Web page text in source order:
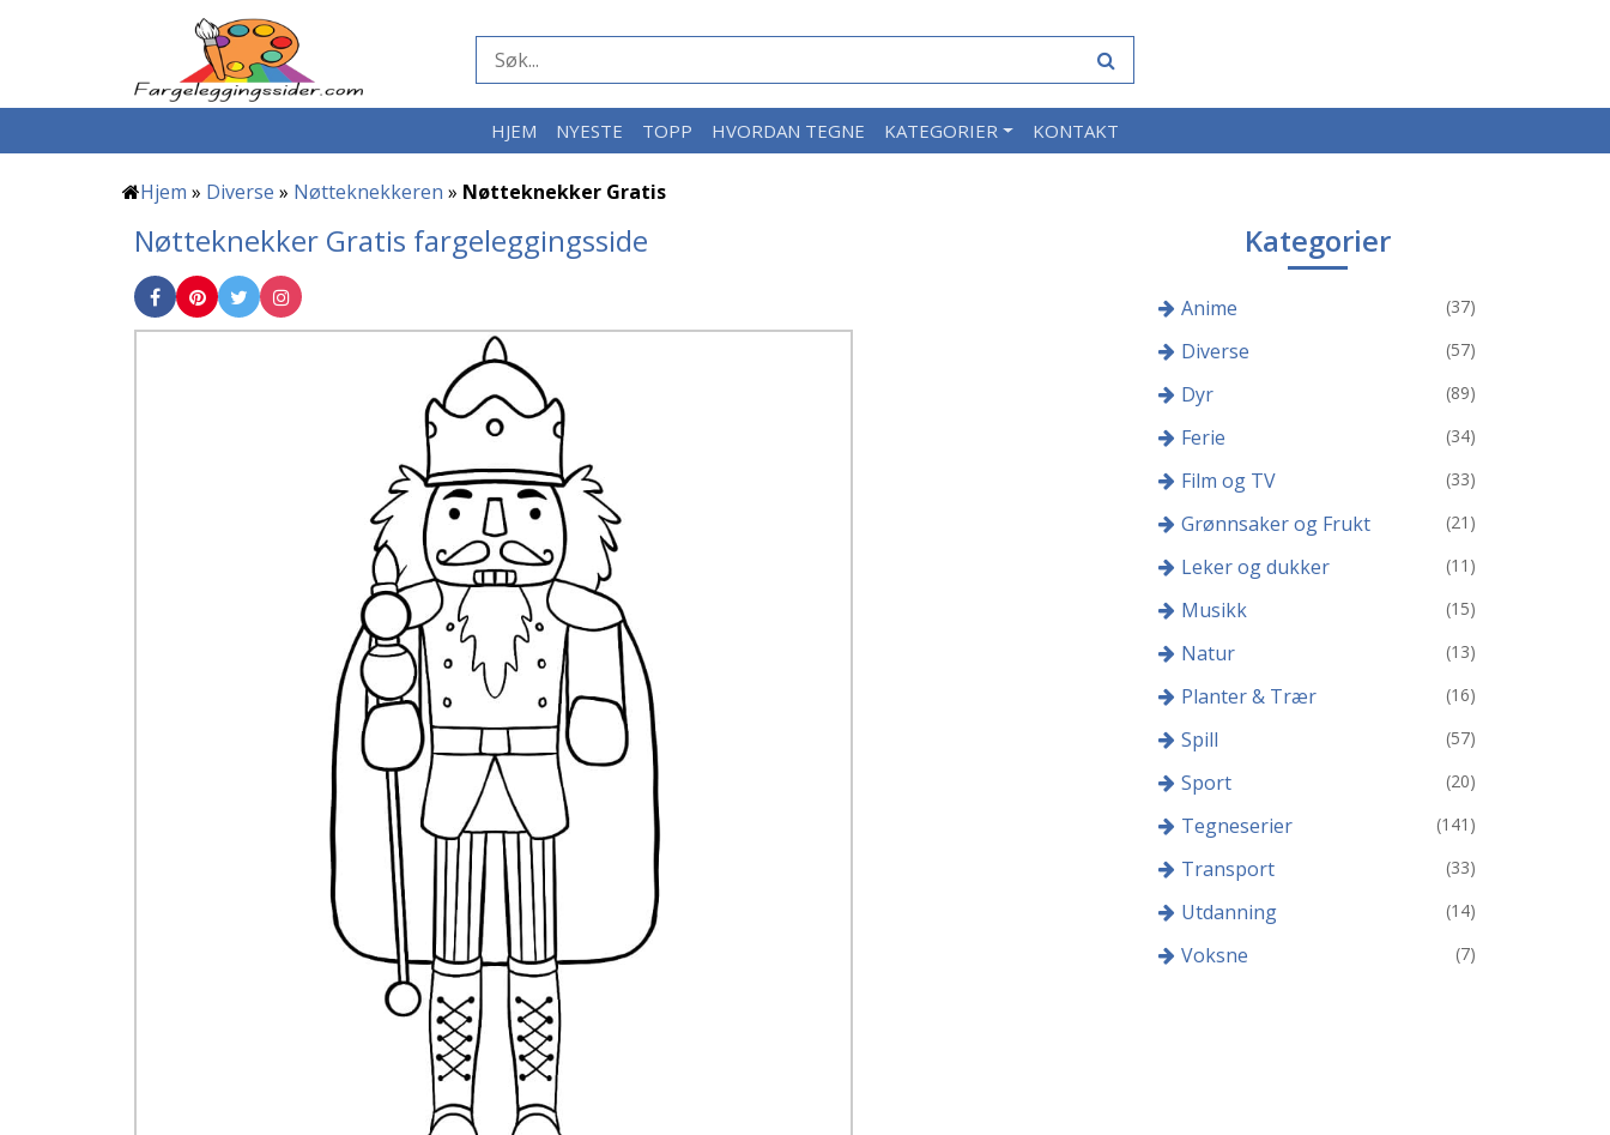
HJEM NYESTE TOPP HVORDAN TEGNE KATEGORIER KONTAKT
Hjem » Diverse » Nøtteknekkeren » Nøtteknekker Gratis
Nøtteknekker Gratis fargeleggingsside Kategorier
Anime (37)
Diverse (57)
Dyr (89)
Ferie (34)
Film og TV (33)
Grønnsaker og Frukt (21)
Leker og dukker (11)
Musikk (15)
Natur (13)
Planter & Trær (16)
Spill (57)
Sport (20)
Tegneserier (141)
Transport (33)
Utdanning (14)
Voksne (7)